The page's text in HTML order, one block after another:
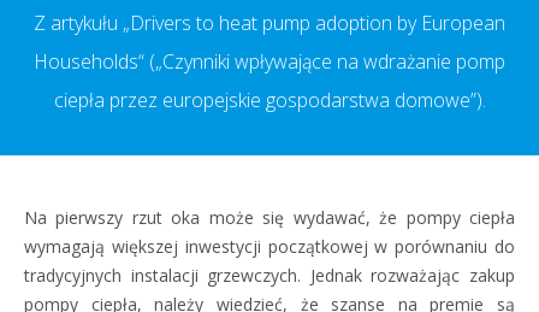
Z artykułu „Drivers to heat pump adoption by European
Households“ („Czynniki wpływające na wdrażanie pomp
ciepła przez europejskie gospodarstwa domowe”).
Na pierwszy rzut oka może się wydawać, że pompy ciepła
wymagają większej inwestycji początkowej w porównaniu do
tradycyjnych instalacji grzewczych. Jednak rozważając zakup
pompy ciepła, należy wiedzieć, że szanse na premie są